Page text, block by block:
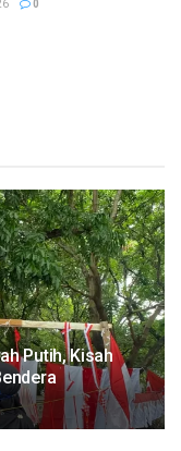
0
Putih, Kisah